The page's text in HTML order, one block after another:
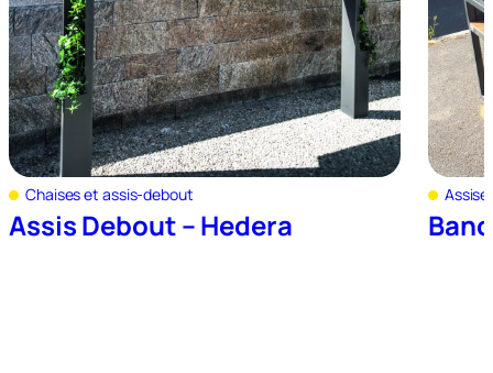
Chaises et assis-debout
Assis Debout – Hedera